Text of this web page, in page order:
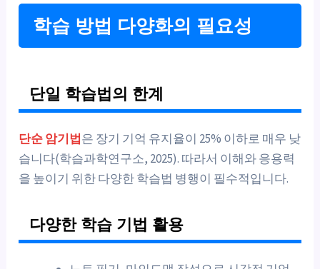
학습 방법 다양화의 필요성
단일 학습법의 한계
단순 암기법은 장기 기억 유지율이 25% 이하로 매우 낮
습니다(학습과학연구소, 2025). 따라서 이해와 응용력
을 높이기 위한 다양한 학습법 병행이 필수적입니다.
다양한 학습 기법 활용